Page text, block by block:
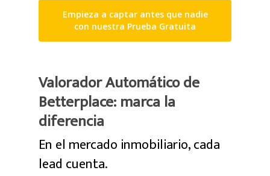
Empieza a captar antes que nadie
con nuestra Prueba Gratuita
Valorador Automático de
Betterplace: marca la
diferencia
En el mercado inmobiliario, cada
lead cuenta.